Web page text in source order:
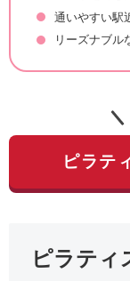
通いやすい駅
リーズナブル
ピラテ
ピラティ